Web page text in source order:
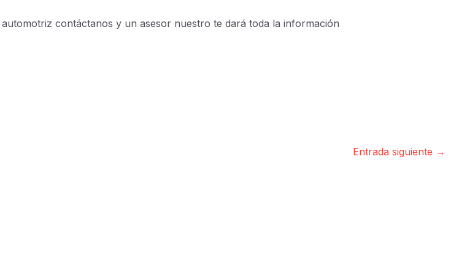
contáctanos y un asesor nuestro te dará toda la información
Entrada siguiente →